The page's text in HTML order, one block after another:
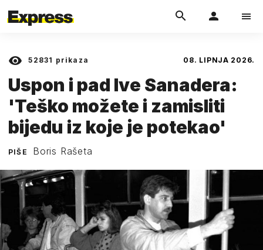
52831 prikaza 08. LIPNJA 2026.
Uspon i pad Ive Sanadera:
'Teško možete i zamisliti
bijedu iz koje je potekao'
PIŠE Boris Rašeta